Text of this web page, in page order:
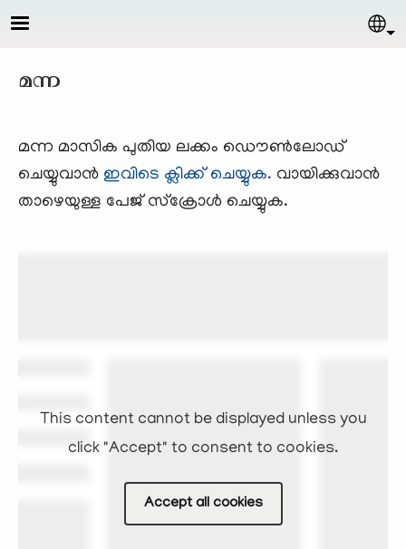
Skip to main content
മന്ന
മന്ന മാസിക പുതിയ ലക്കം ഡൌണ്‍ലോഡ്
ചെയ്യുവാന്‍ ഇവിടെ ക്ലിക്ക് ചെയ്യുക. വായിക്കുവാന്‍
താഴെയുള്ള പേജ് സ്ക്രോള്‍ ചെയ്യുക.
This content cannot be displayed unless you
click "Accept" to consent to cookies.
Accept all cookies